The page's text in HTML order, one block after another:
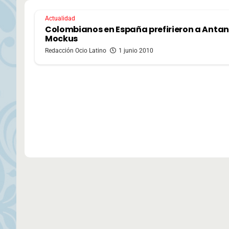
Actualidad
Colombianos en España prefirieron a
Mockus
Redacción Ocio Latino 1 junio 2010